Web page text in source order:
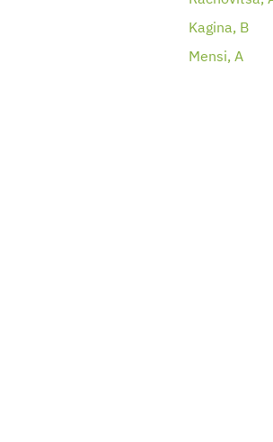
Kagina, B
Mensi, A